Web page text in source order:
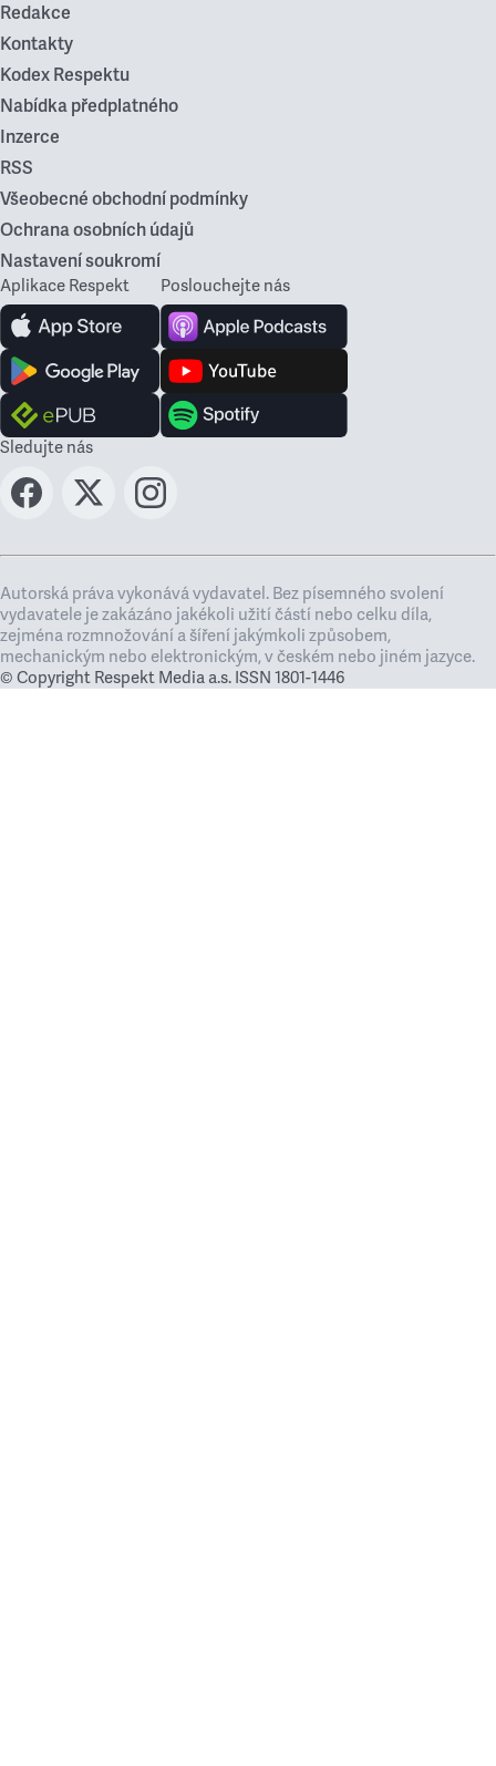
Redakce
Kontakty
Kodex Respektu
Nabídka předplatného
Inzerce
RSS
Všeobecné obchodní podmínky
Ochrana osobních údajů
Nastavení soukromí
Aplikace Respekt Poslouchejte nás
Sledujte nás
Autorská práva vykonává vydavatel. Bez písemného svolení
vydavatele je zakázáno jakékoli užití částí nebo celku díla,
zejména rozmnožování a šíření jakýmkoli způsobem,
mechanickým nebo elektronickým, v českém nebo jiném jazyce.
© Copyright Respekt Media a.s. ISSN 1801-1446